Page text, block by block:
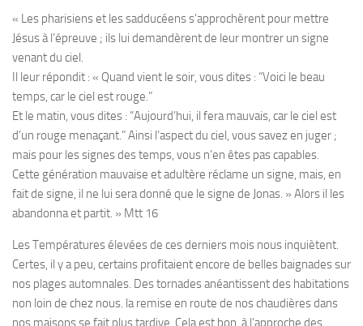
« Les pharisiens et les sadducéens s’approchèrent pour mettre
Jésus à l’épreuve ; ils lui demandèrent de leur montrer un signe
venant du ciel.
Il leur répondit : « Quand vient le soir, vous dites : “Voici le beau
temps, car le ciel est rouge.”
Et le matin, vous dites : “Aujourd’hui, il fera mauvais, car le ciel est
d’un rouge menaçant.” Ainsi l’aspect du ciel, vous savez en juger ;
mais pour les signes des temps, vous n’en êtes pas capables.
Cette génération mauvaise et adultère réclame un signe, mais, en
fait de signe, il ne lui sera donné que le signe de Jonas. » Alors il les
abandonna et partit. » Mtt 16
Les Températures élevées de ces derniers mois nous inquiètent.
Certes, il y a peu, certains profitaient encore de belles baignades sur
nos plages automnales. Des tornades anéantissent des habitations
non loin de chez nous. la remise en route de nos chaudières dans
nos maisons se fait plus tardive. Cela est bon, à l’approche des